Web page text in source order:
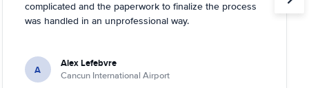
complicated and the paperwork to finalize the process
was handled in an unprofessional way.
A Alex Lefebvre
Cancun International Airport